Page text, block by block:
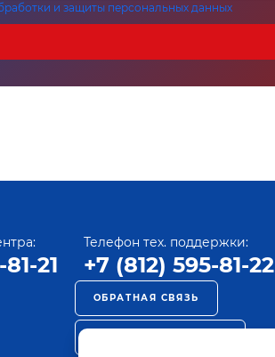
и защиты персональных данных
21
Телефон тех. поддержки:
+7 (812) 595-81-22
ОБРАТНАЯ СВЯЗЬ